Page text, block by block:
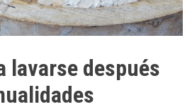
lavarse después